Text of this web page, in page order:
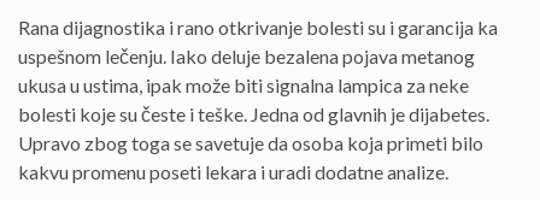
Rana dijagnostika i rano otkrivanje bolesti su i garancija ka
uspešnom lečenju. Iako deluje bezalena pojava metanog
ukusa u ustima, ipak može biti signalna lampica za neke
bolesti koje su česte i teške. Jedna od glavnih je dijabetes.
Upravo zbog toga se savetuje da osoba koja primeti bilo
kakvu promenu poseti lekara i uradi dodatne analize.